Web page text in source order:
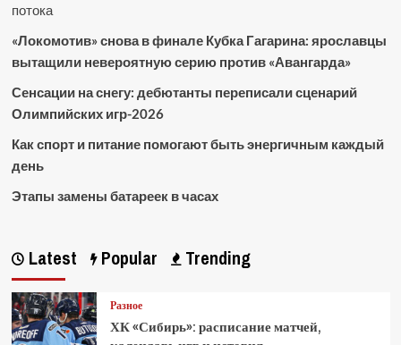
потока
«Локомотив» снова в финале Кубка Гагарина: ярославцы
вытащили невероятную серию против «Авангарда»
Сенсации на снегу: дебютанты переписали сценарий
Олимпийских игр-2026
Как спорт и питание помогают быть энергичным каждый
день
Этапы замены батареек в часах
Latest Popular Trending
Разное
ХК «Сибирь»: расписание матчей,